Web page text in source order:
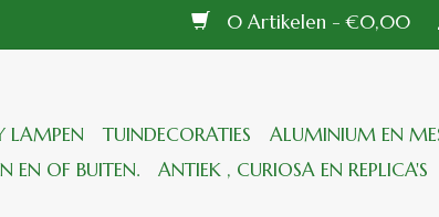
0 Artikelen - €0,00
LAMPEN TUINDECORATIES
ALUMINIUM EN
EN OF BUITEN.
ANTIEK , CURIOSA EN REPLICA'S